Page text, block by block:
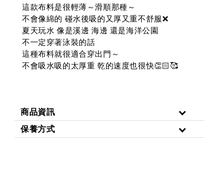
這款布料是很輕薄～滑順那種～
不會像綿的 碰水後吸的又厚又重不舒服❌
夏天玩水 像是溪邊 海邊 還是海洋公園
不一定穿著泳裝的話
這種布料就很適合穿出門～
不會吸水吸的太厚重 乾的速度也很快👏🏻🥰
商品資訊
保養方式